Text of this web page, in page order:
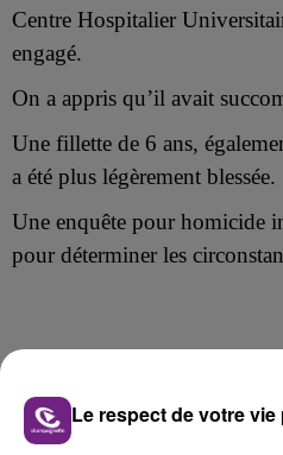
Centre Hospitalier
engagé.
On a appris qu’il avait
Une fillette de 6 ans,
a été plus légèrement blessée.
Une enquête pour homicide
pour déterminer les
Le respect de votre